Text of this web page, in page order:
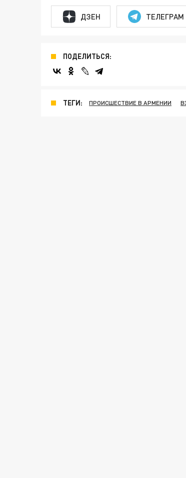
ДЗЕН ТЕЛЕГРАМ
ПОДЕЛИТЬСЯ:
ТЕГИ: ПРОИСШЕСТВИЕ В АРМЕНИИ